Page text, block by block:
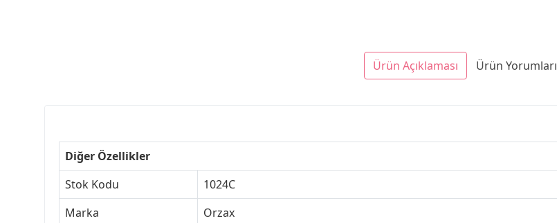
Ürün Açıklaması Ürün Yorumları
Diğer Özellikler
Stok Kodu
1024C
Marka
Orzax